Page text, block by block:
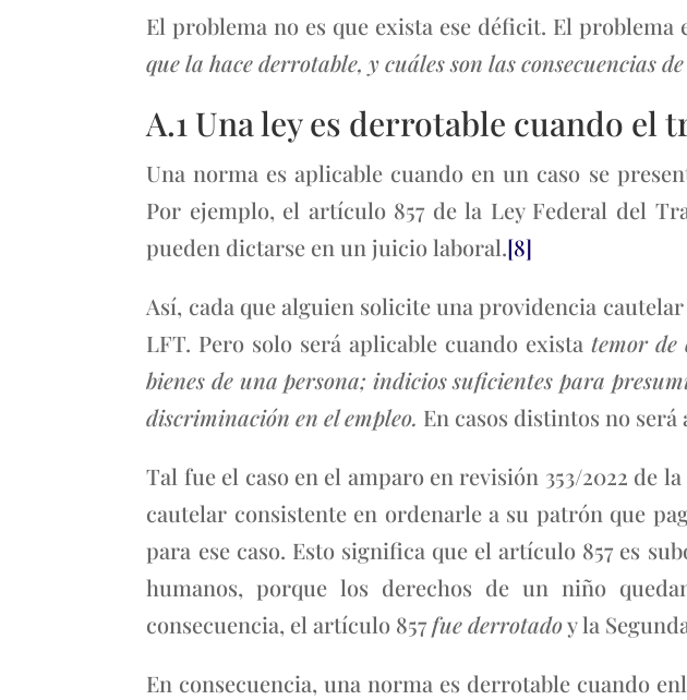
El problema no es que exista ese déficit. El problema
que la hace derrotable, y cuáles son las consecuencias
A.1 Una ley es derrotable cuando
Una norma es aplicable cuando en un caso se
Por ejemplo, el artículo 857 de la Ley Federal del
pueden dictarse en un juicio laboral.[8]
Así, cada que alguien solicite una providencia
LFT. Pero solo será aplicable cuando existatemor de
bienes de una persona; indicios suficientes para
discriminación en el empleo. En casos distintos no será
Tal fue el caso en el amparo en revisión 353/2022 de
cautelar consistente en ordenarle a su patrón que
para ese caso. Esto significa que el artículo 857 es
humanos, porque los derechos de un niño
consecuencia, el artículo 857fue derrotadoy la
En consecuencia, una norma es derrotable cuando